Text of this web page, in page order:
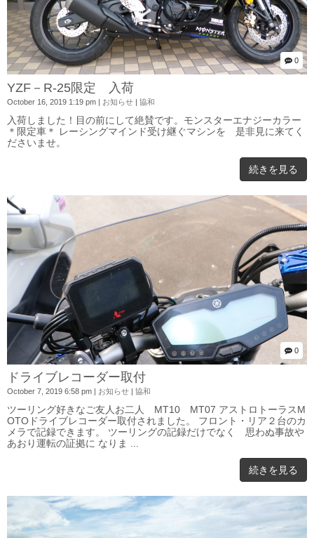
0
YZF－R-25限定 入荷
October 16, 2019 1:19 pm | お知らせ | 協和
入荷しました！目の前にして絶賛です。モンスターエナジーカラー
＊限定車＊ レーシングマインド受け継ぐマシンを 是非見に来てく
ださいませ。
続きを見る
0
ドライブレコーダー取付
October 7, 2019 6:58 pm | お知らせ | 協和
ツーリング好きなご友人お二人 MT10 MT07 アストロトーラスM
OTOドライブレコーダー取付されました。 フロント・リア２台のカ
メラで記録できます。 ツーリングの記録だけでなく 思わぬ事故や
あおり運転の証拠に なりま ...
続きを見る